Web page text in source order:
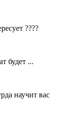
????
будет ...
научит вас